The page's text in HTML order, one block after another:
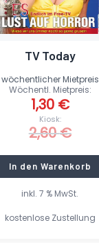
inkl. 7 % MwSt.
kostenlose Zustellung
TV Today
Kiosk:
2,60€
Wöchentl. Mietpreis:
1,30 €
wöchentlicher Mietpreis
In den Warenkorb